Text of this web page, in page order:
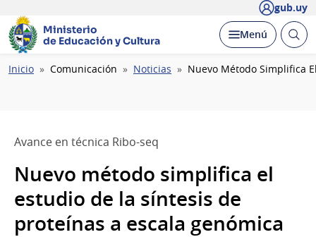
gub.uy
Ministerio
de Educación y Cultura
Desplegar
Menú Abrir
Ruta
Inicio Comunicación Noticias Nuevo Método Simplifica
Avance en técnica Ribo-seq
Nuevo método simplifica el
estudio de la síntesis de
proteínas a escala genómica